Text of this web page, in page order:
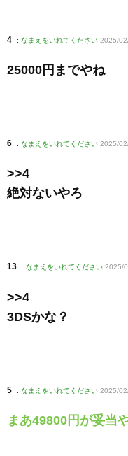
4 : なまえをいれてください 2025/
25000円までやね
6 : なまえをいれてください 2025/
>>4
絶対ないやろ
13 : なまえをいれてください 2025/
>>4
3DSかな？
5 : なまえをいれてください 2025/
まあ49800円が妥当